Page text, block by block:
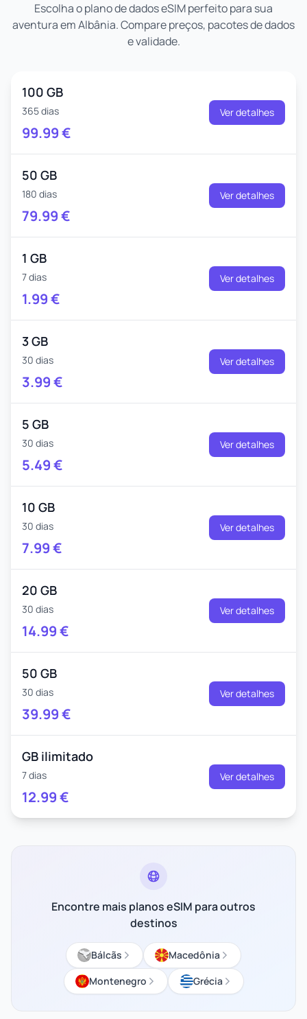
Escolha o plano de dados eSIM perfeito para sua
aventura em Albânia. Compare preços, pacotes de dados
e validade.
100 GB
365 dias
99.99€
Ver detalhes
50 GB
180 dias
79.99€
Ver detalhes
1 GB
7 dias
1.99€
Ver detalhes
3 GB
30 dias
3.99€
Ver detalhes
5 GB
30 dias
5.49€
Ver detalhes
10 GB
30 dias
7.99€
Ver detalhes
20 GB
30 dias
14.99€
Ver detalhes
50 GB
30 dias
39.99€
Ver detalhes
GB ilimitado
7 dias
12.99€
Ver detalhes
Encontre mais planos eSIM para outros
destinos
Bálcãs
Macedônia
Montenegro
Grécia